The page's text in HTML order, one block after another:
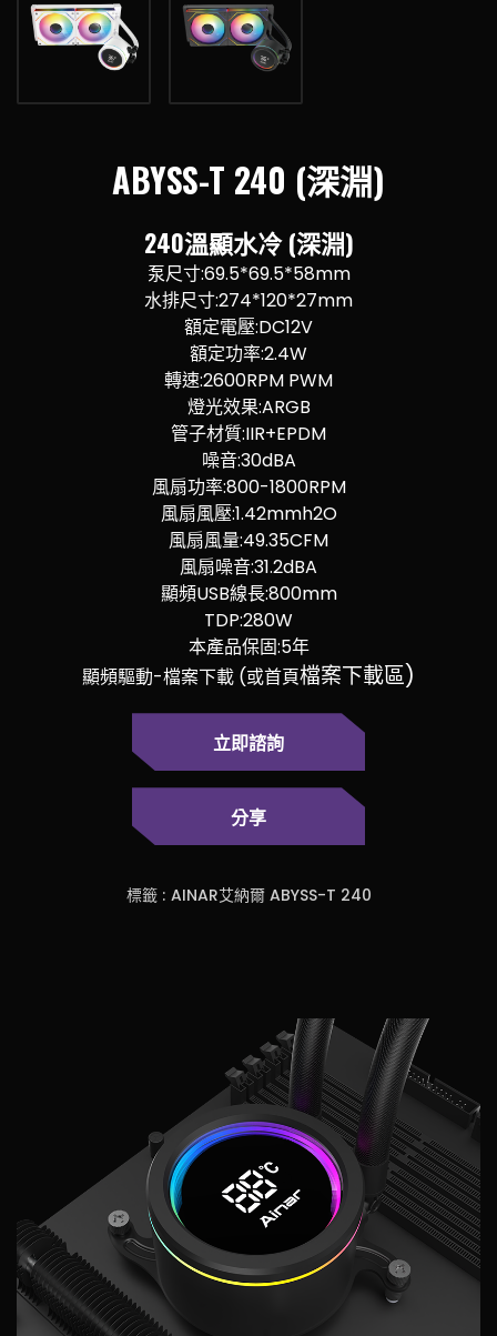
ABYSS-T 240 (深淵)
240溫顯水冷 (深淵)
泵尺寸:69.5*69.5*58mm
水排尺寸:274*120*27mm
額定電壓:DC12V
額定功率:2.4W
轉速:2600RPM PWM
燈光效果:ARGB
管子材質:IIR+EPDM
噪音:30dBA
風扇功率:800-1800RPM
風扇風壓:1.42mmh2O
風扇風量:49.35CFM
風扇噪音:31.2dBA
顯頻USB線長:800mm
TDP:280W
本產品保固:5年
顯頻驅動-檔案下載 (或首頁檔案下載區)
立即諮詢
分享
標籤 : AINAR艾納爾 ABYSS-T 240